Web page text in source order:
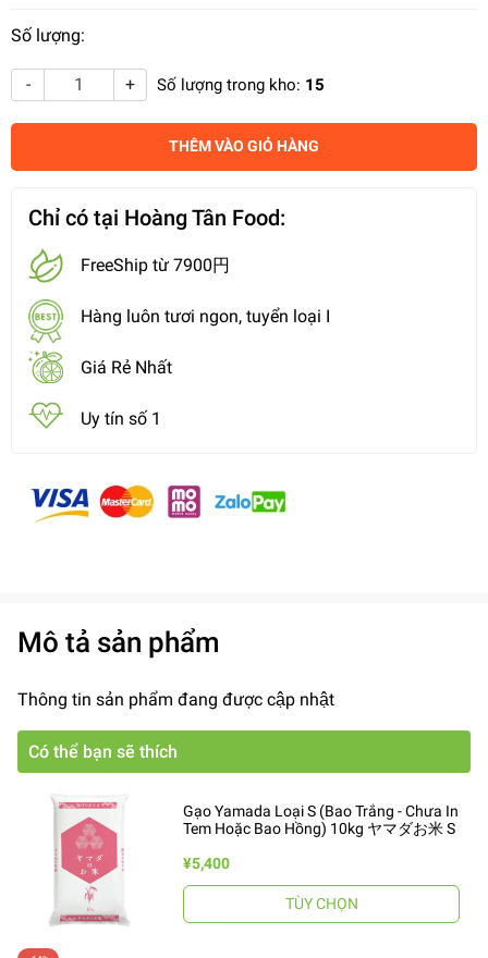
Số lượng:
- + Số lượng trong kho: 15
THÊM VÀO GIỎ HÀNG
Chỉ có tại Hoàng Tân Food:
FreeShip từ 7900円
Hàng luôn tươi ngon, tuyển loại I
Giá Rẻ Nhất
Uy tín số 1
Mô tả sản phẩm
Thông tin sản phẩm đang được cập nhật
Có thể bạn sẽ thích
Gạo Yamada Loại S (Bao Trắng - Chưa In
Tem Hoặc Bao Hồng) 10kg ヤマダお米 S
¥5,400
TÙY CHỌN